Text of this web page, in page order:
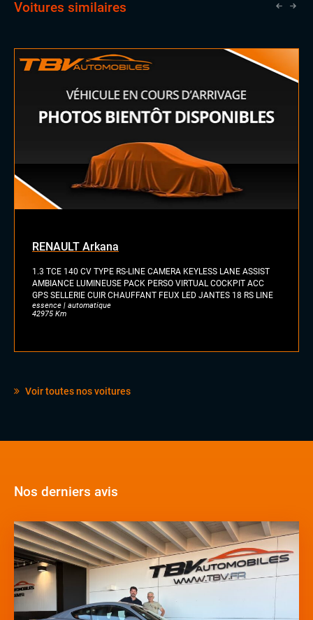
Voitures similaires
RENAULT Arkana
1.3 TCE 140 CV TYPE RS-LINE CAMERA KEYLESS LANE ASSIST
AMBIANCE LUMINEUSE PACK PERSO VIRTUAL COCKPIT ACC
GPS SELLERIE CUIR CHAUFFANT FEUX LED JANTES 18 RS LINE
essence | automatique
42975 Km
Voir toutes nos voitures
Nos derniers avis